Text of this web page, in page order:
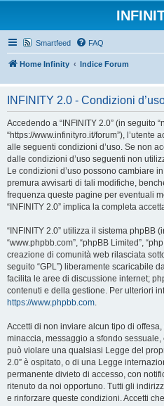
Smartfeed FAQ
Home Infinity Indice Forum
INFINITY 2.0 - Condizioni
Accedendo a “INFINITY 2.0” (in seguito
“https://www.infinityro.it/forum”), l’utente
alle seguenti condizioni d’uso. Se non
dalle condizioni d’uso seguenti non
Le condizioni d’uso possono cambiare
premura avvisarti di tali modifiche,
frequenza queste pagine per eventuali
“INFINITY 2.0” implica la completa
“INFINITY 2.0” utilizza il sistema phpBB
“www.phpbb.com”, “phpBB Limited”,
creazione di comunità web rilasciata
seguito “GPL”) liberamente scaricabile
facilita le aree di discussione internet;
contenuti e della gestione. Per ulteriori
https://www.phpbb.com.
Accetti di non inviare alcun tipo di
minaccia, messaggio a sfondo
può violare una qualsiasi Legge del
2.0” è ospitato, o di una Legge
permanente divieto di accesso, con
ritenuto da noi opportuno. Tutti gli
e rinforzare queste condizioni. Accetti